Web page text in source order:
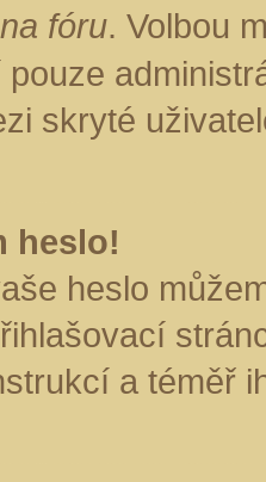
fóru. Volbou
skryté
heslo!
heslo
a téměř